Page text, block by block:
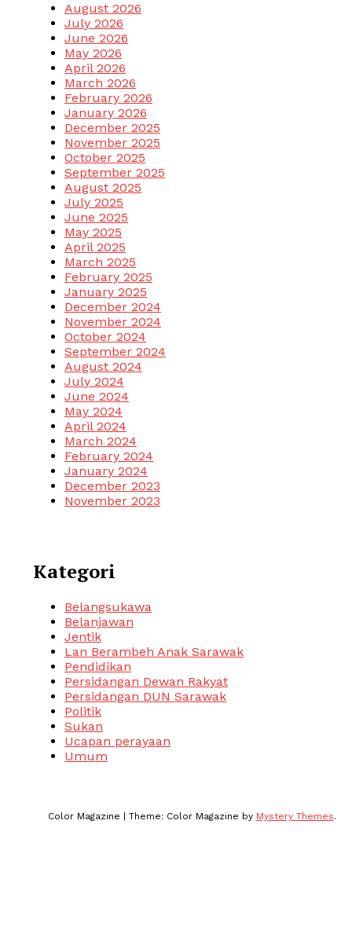
August 2026
July 2026
June 2026
May 2026
April 2026
March 2026
February 2026
January 2026
December 2025
November 2025
October 2025
September 2025
August 2025
July 2025
June 2025
May 2025
April 2025
March 2025
February 2025
January 2025
December 2024
November 2024
October 2024
September 2024
August 2024
July 2024
June 2024
May 2024
April 2024
March 2024
February 2024
January 2024
December 2023
November 2023
Kategori
Belangsukawa
Belanjawan
Jentik
Lan Berambeh Anak Sarawak
Pendidikan
Persidangan Dewan Rakyat
Persidangan DUN Sarawak
Politik
Sukan
Ucapan perayaan
Umum
Color Magazine Theme: Color Magazine by Mystery Themes.